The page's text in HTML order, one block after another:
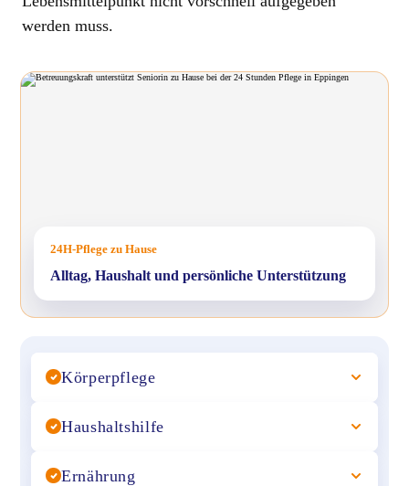
werden muss.
24H-Pflege zu Hause
Alltag, Haushalt und persönliche Unterstützung
Körperpflege
Haushaltshilfe
Ernährung